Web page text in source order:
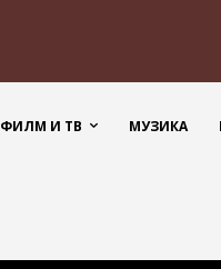
ФИЛМ И ТВ МУЗИКА